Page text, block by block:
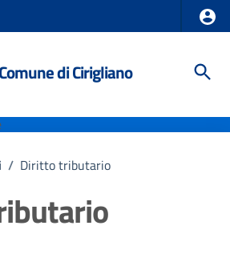
Comune di Cirigliano
/ Diritto tributario